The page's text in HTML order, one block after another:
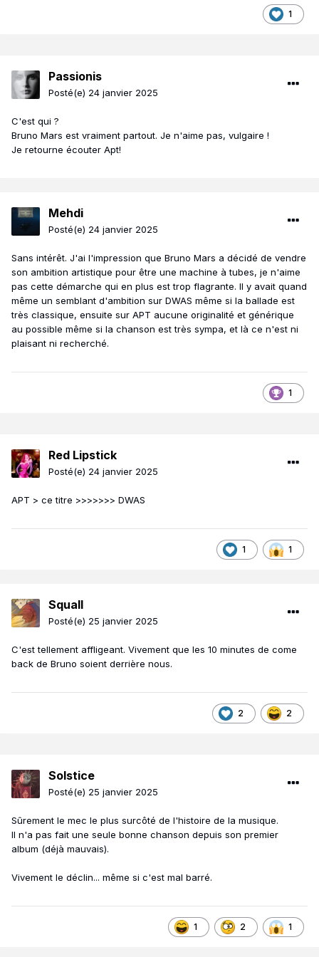
1
Passionis
Posté(e) 24 janvier 2025
C'est qui ?
Bruno Mars est vraiment partout. Je n'aime pas, vulgaire !
Je retourne écouter Apt!
Mehdi
Posté(e) 24 janvier 2025
Sans intérêt. J'ai l'impression que Bruno Mars a décidé de vendre
son ambition artistique pour être une machine à tubes, je n'aime
pas cette démarche qui en plus est trop flagrante. Il y avait quand
même un semblant d'ambition sur DWAS même si la ballade est
très classique, ensuite sur APT aucune originalité et générique
au possible même si la chanson est très sympa, et là ce n'est ni
plaisant ni recherché.
1
Red Lipstick
Posté(e) 24 janvier 2025
APT > ce titre >>>>>>> DWAS
1 1
Squall
Posté(e) 25 janvier 2025
C'est tellement affligeant. Vivement que les 10 minutes de come
back de Bruno soient derrière nous.
2 2
Solstice
Posté(e) 25 janvier 2025
Sûrement le mec le plus surcôté de l'histoire de la musique.
Il n'a pas fait une seule bonne chanson depuis son premier
album (déjà mauvais).
Vivement le déclin... même si c'est mal barré.
1 2 1